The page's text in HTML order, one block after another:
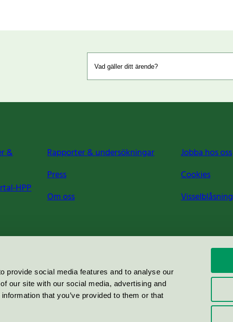
provide social media features and to analyse our
our site with our social media, advertising and
that you’ve provided to them or that
&
HPP
Rapporter & undersökningar
Press
Om oss
Jobba hos oss
Cookies
Visselblåsning